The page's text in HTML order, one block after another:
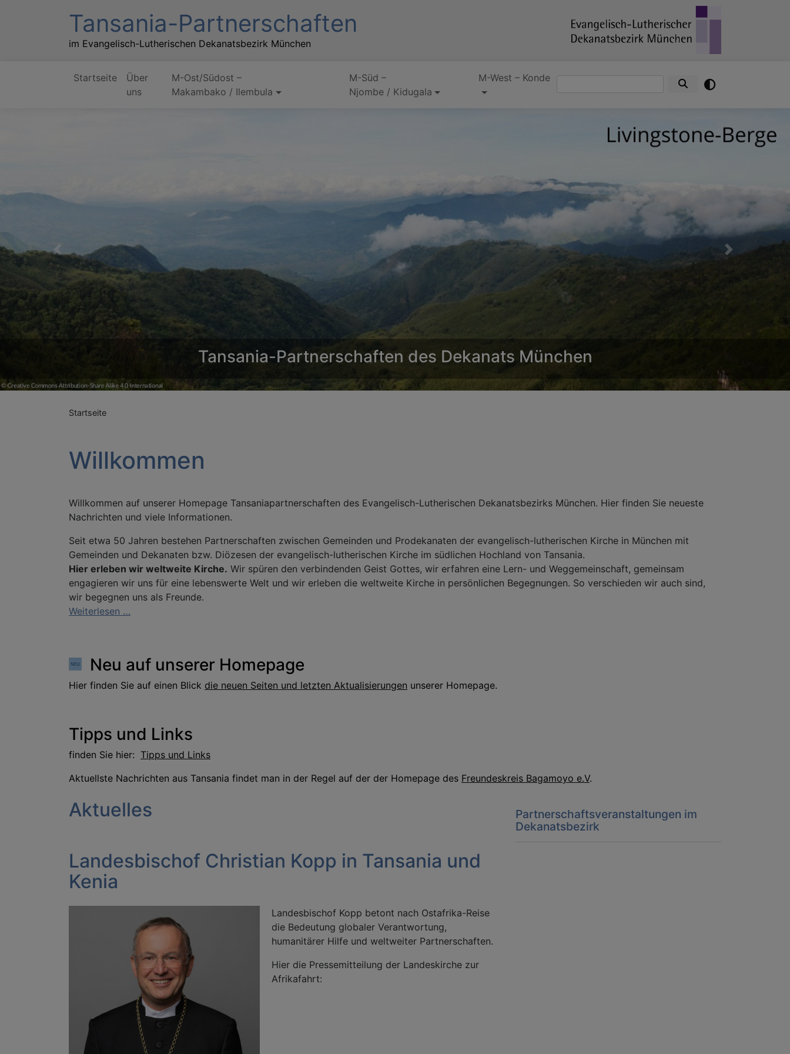
Tansania-Partnerschaften
im Evangelisch-Lutherischen Dekanatsbezirk München
Hauptnavigation
Startseite
Über
uns
M-Ost/Südost –
Makambako / Ilembula
M-Süd –
Njombe / Kidugala
M-West – KondeSuche
Tansania-Partnerschaften des Dekanats München
Previous Next
Startseite
Willkommen
Willkommen auf unserer Homepage Tansaniapartnerschaften des Evangelisch-Lutherischen Dekanatsbezirks München. Hier finden Sie neueste
Nachrichten und viele Informationen.
Seit etwa 50 Jahren bestehen Partnerschaften zwischen Gemeinden und Prodekanaten der evangelisch-lutherischen Kirche in München mit
Gemeinden und Dekanaten bzw. Diözesen der evangelisch-lutherischen Kirche im südlichen Hochland von Tansania.
Hier erleben wir weltweite Kirche. Wir spüren den verbindenden Geist Gottes, wir erfahren eine Lern- und Weggemeinschaft, gemeinsam
engagieren wir uns für eine lebenswerte Welt und wir erleben die weltweite Kirche in persönlichen Begegnungen. So verschieden wir auch sind,
wir begegnen uns als Freunde.
Weiterlesen …
Neu auf unserer Homepage
Hier finden Sie auf einen Blick die neuen Seiten und letzten Aktualisierungen unserer Homepage.
Tipps und Links
finden Sie hier: Tipps und Links
Aktuellste Nachrichten aus Tansania findet man in der Regel auf der der Homepage des Freundeskreis Bagamoyo e.V.
Aktuelles
Landesbischof Christian Kopp in Tansania und
Kenia
Landesbischof Kopp betont nach Ostafrika-Reise
die Bedeutung globaler Verantwortung,
humanitärer Hilfe und weltweiter Partnerschaften.
Hier die Pressemitteilung der Landeskirche zur
Afrikafahrt:
Partnerschaftsveranstaltungen im
Dekanatsbezirk